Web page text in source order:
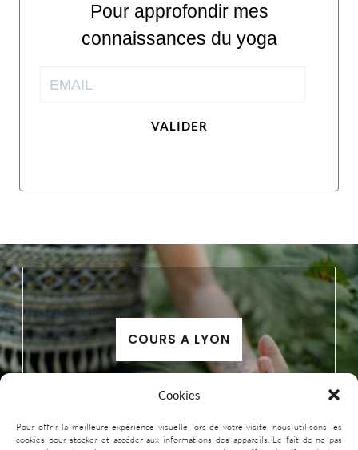
Cookies
Pour offrir la meilleure expérience visuelle lors de votre visite, nous utilisons les
cookies pour stocker et accéder aux informations des appareils. Le fait de ne pas
Pour approfondir mes
connaissances du yoga
VALIDER
COURS A LYON